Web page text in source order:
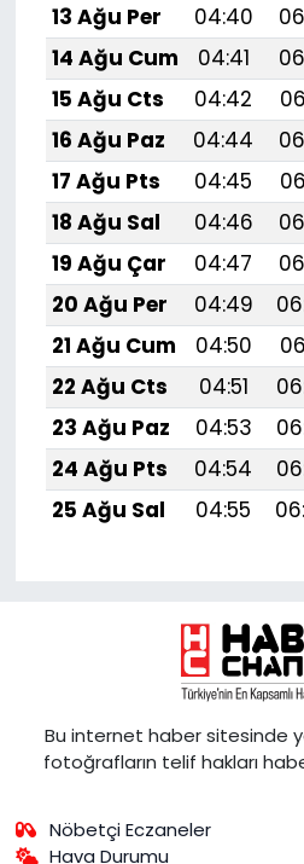
13 Ağu Per
04:40
14 Ağu Cum
04:41
15 Ağu Cts
04:42
16 Ağu Paz
04:44
17 Ağu Pts
04:45
18 Ağu Sal
04:46
19 Ağu Çar
04:47
20 Ağu Per
04:49
21 Ağu Cum
04:50
22 Ağu Cts
04:51
23 Ağu Paz
04:53
24 Ağu Pts
04:54
25 Ağu Sal
04:55
Bu internet haber sitesinde
fotoğrafların telif hakları
Nöbetçi Eczaneler
Hava Durumu